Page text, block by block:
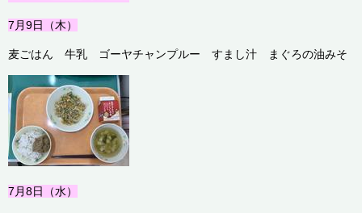
7月9日（木）
麦ごはん 牛乳 ゴーヤチャンプルー すまし汁 まぐろの油みそ
7月8日（水）